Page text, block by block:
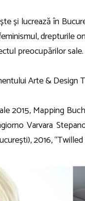
și lucrează în
drepturile
preocupărilor sale.
Arte &
2015, Mapping
Varvara
2016,